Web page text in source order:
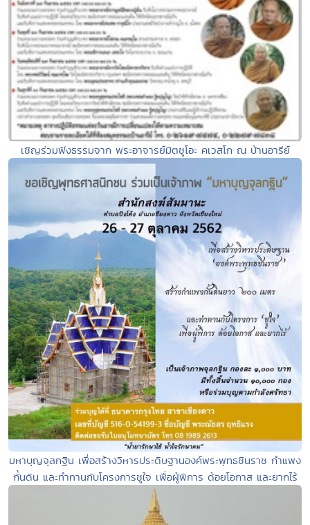
เชิญร่วมฟังธรรมจาก พระอาจารย์มิตซูโอะ คเวสโก ณ บ้านอารีย์
มหาบุญจุลกฐิน เพื่อสร้างวิหารประดิษฐานองค์พระพุทธชินราช กำแพง
กั้นดิน และทำทานกับโครงการชูใจ เพื่อผู้พิการ ด้อยโอกาส และยากไร้